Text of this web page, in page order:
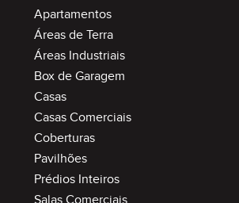
Apartamentos
Áreas de Terra
Áreas Industriais
Box de Garagem
Casas
Casas Comerciais
Coberturas
Pavilhões
Prédios Inteiros